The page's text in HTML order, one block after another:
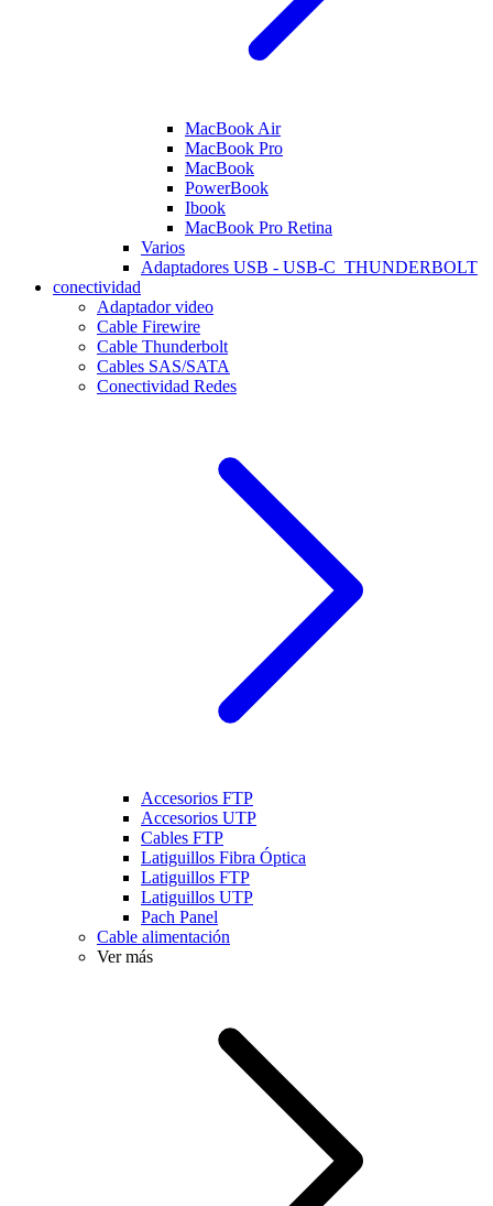
MacBook Air
MacBook Pro
MacBook
PowerBook
Ibook
MacBook Pro Retina
Varios
Adaptadores USB - USB-C_THUNDERBOLT
conectividad
Adaptador video
Cable Firewire
Cable Thunderbolt
Cables SAS/SATA
Conectividad Redes
Accesorios FTP
Accesorios UTP
Cables FTP
Latiguillos Fibra Óptica
Latiguillos FTP
Latiguillos UTP
Pach Panel
Cable alimentación
Ver más